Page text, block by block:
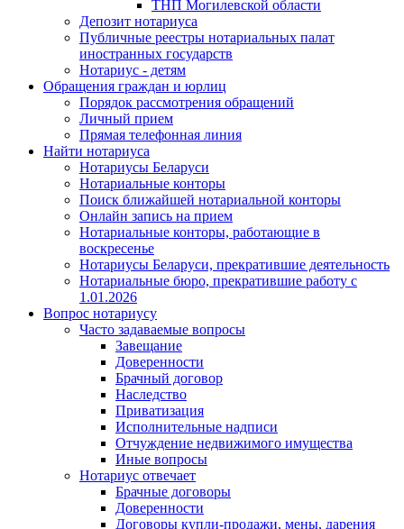
ТНП Могилевской области
Депозит нотариуса
Публичные реестры нотариальных палат
иностранных государств
Нотариус - детям
Обращения граждан и юрлиц
Порядок рассмотрения обращений
Личный прием
Прямая телефонная линия
Найти нотариуса
Нотариусы Беларуси
Нотариальные конторы
Поиск ближайшей нотариальной конторы
Онлайн запись на прием
Нотариальные конторы, работающие в
воскресенье
Нотариусы Беларуси, прекратившие деятельность
Нотариальные бюро, прекратившие работу с
1.01.2026
Вопрос нотариусу
Часто задаваемые вопросы
Завещание
Доверенности
Брачный договор
Наследство
Приватизация
Исполнительные надписи
Отчуждение недвижимого имущества
Иные вопросы
Нотариус отвечает
Брачные договоры
Доверенности
Договоры купли-продажи, мены, дарения